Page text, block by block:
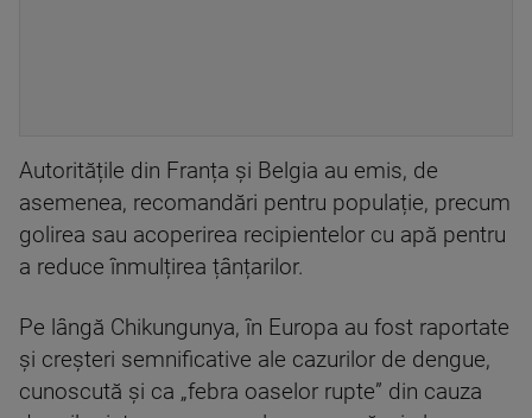
Autoritățile din Franța și Belgia au emis, de
asemenea, recomandări pentru populație, precum
golirea sau acoperirea recipientelor cu apă pentru
a reduce înmulțirea țânțarilor.
Pe lângă Chikungunya, în Europa au fost raportate
și creșteri semnificative ale cazurilor de dengue,
cunoscută și ca „febra oaselor rupte” din cauza